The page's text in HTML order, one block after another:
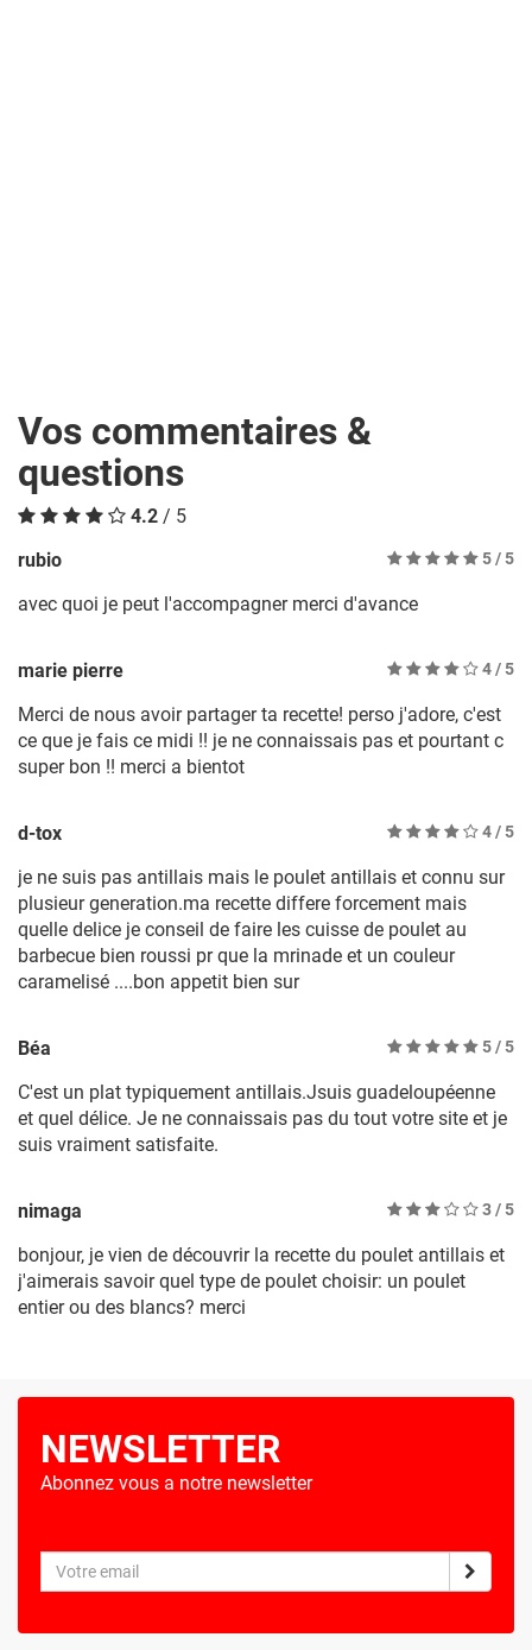
Vos commentaires &
questions
4.2 / 5
rubio
5/ 5
avec quoi je peut l'accompagner merci d'avance
marie pierre 4/ 5
Merci de nous avoir partager ta recette! perso j'adore, c'est
ce que je fais ce midi !! je ne connaissais pas et pourtant c
super bon !! merci a bientot
d-tox 4/ 5
je ne suis pas antillais mais le poulet antillais et connu sur
plusieur generation.ma recette differe forcement mais
quelle delice je conseil de faire les cuisse de poulet au
barbecue bien roussi pr que la mrinade et un couleur
caramelisé ....bon appetit bien sur
Béa 5/ 5
C'est un plat typiquement antillais.Jsuis guadeloupéenne
et quel délice. Je ne connaissais pas du tout votre site et je
suis vraiment satisfaite.
nimaga 3/ 5
bonjour, je vien de découvrir la recette du poulet antillais et
j'aimerais savoir quel type de poulet choisir: un poulet
entier ou des blancs? merci
NEWSLETTER
Abonnez vous a notre newsletter